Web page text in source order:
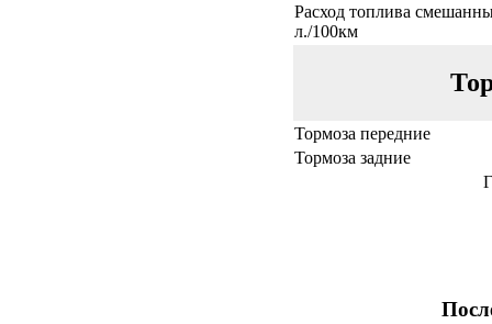
Расход топлива
л./100км
Тормоза передние
Тормоза задние